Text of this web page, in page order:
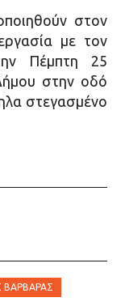
στον
με τον
Πέμπτη 25
στην οδό
στεγασμένο
ΒΑΡΒΆΡΑΣ